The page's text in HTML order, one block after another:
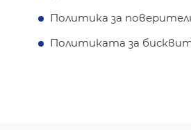
Политика за
Политиката за